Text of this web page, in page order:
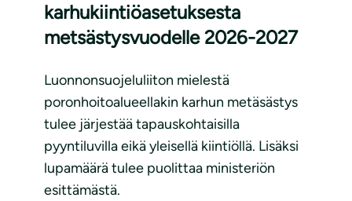
karhukiintiöasetuksesta
metsästysvuodelle 2026-2027
Luonnonsuojeluliiton mielestä
poronhoitoalueellakin karhun metäsästys
tulee järjestää tapauskohtaisilla
pyyntiluvilla eikä yleisellä kiintiöllä. Lisäksi
lupamäärä tulee puolittaa ministeriön
esittämästä.